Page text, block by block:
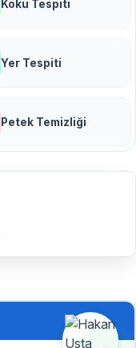
Koku Tespiti
Yer Tespiti
Petek Temizliği